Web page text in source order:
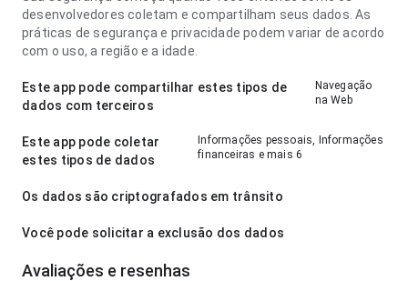
desenvolvedores coletam e compartilham seus dados. As
práticas de segurança e privacidade podem variar de acordo
com o uso, a região e a idade.
Este app pode compartilhar estes tipos de
dados com terceiros
Navegação
na Web
Este app pode coletar
estes tipos de dados
Informações pessoais, Informações
financeiras e mais 6
Os dados são criptografados em trânsito
Você pode solicitar a exclusão dos dados
Avaliações e resenhas